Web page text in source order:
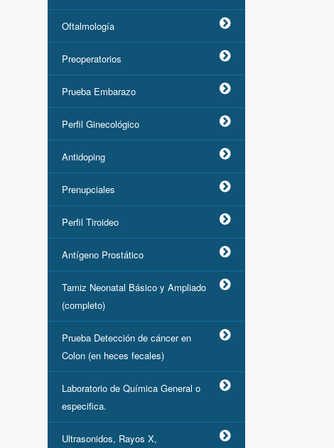
Oftalmología
Preoperatorios
Prueba Embarazo
Perfil Ginecológico
Antidoping
Prenupciales
Perfil Tiroideo
Antígeno Prostático
Tamiz Neonatal Básico y Ampliado
(completo)
Prueba Detección de cáncer en
Colon (en heces fecales)
Laboratorio de Química General o
especifica.
Ultrasonidos, Rayos X,